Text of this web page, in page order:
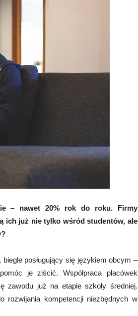
– nawet 20% rok do roku. Firmy
ich już nie tylko wśród studentów, ale
posługujący się językiem obcym –
je ziścić. Współpraca placówek
zawodu już na etapie szkoły średniej.
rozwijania kompetencji niezbędnych w